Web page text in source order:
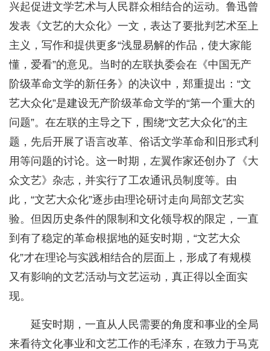
兴起促进文学艺术与人民群众相结合的运动。鲁迅曾
发表《文艺的大众化》一文，表达了要批判艺术至上
主义，写作和提供更多“浅显易解的作品，使大家能
懂，爱看”的意见。当时的左联执委会在《中国无产
阶级革命文学的新任务》的决议中，郑重提出：“文
艺大众化”是建设无产阶级革命文学的“第一个重大的
问题”。在左联的主导之下，围绕“文艺大众化”的主
题，先后开展了语言改革、俗话文学革命和旧形式利
用等问题的讨论。这一时期，左翼作家还创办了《大
众文艺》杂志，并实行了工农通讯员制度等。由
此，“文艺大众化”逐步由理论研讨走向局部文艺实
验。但因历史条件的限制和文化领导权的限定，一直
到有了稳定的革命根据地的延安时期，“文艺大众
化”才在理论与实践相结合的层面上，形成了有规模
又有影响的文艺活动与文艺运动，真正得以全面实
现。
延安时期，一直从人民需要的角度和事业的全局
来看待文化事业和文艺工作的毛泽东，在致力于马克